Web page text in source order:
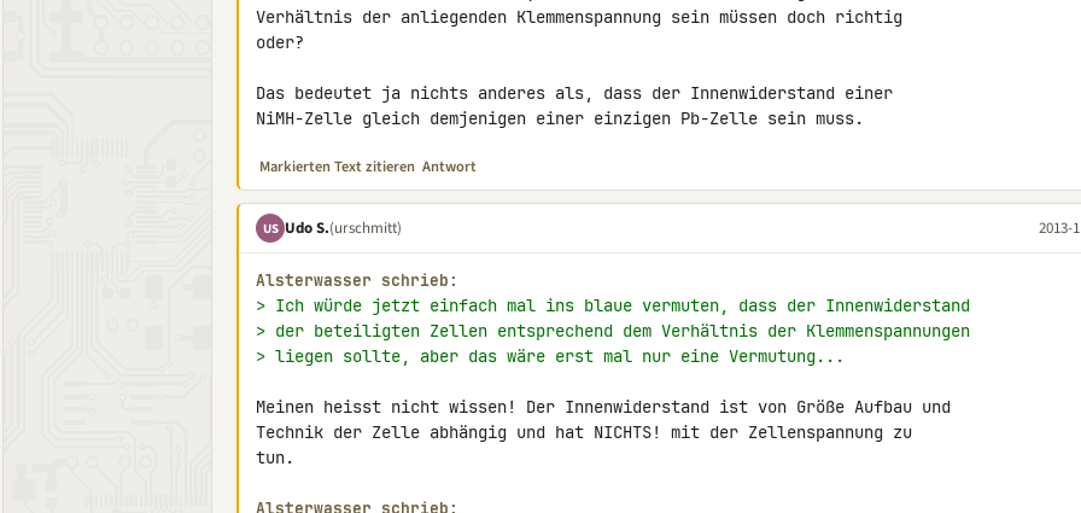
Verhältnis der anliegenden Klemmenspannung sein müssen doch richtig
oder?
Das bedeutet ja nichts anderes als, dass der Innenwiderstand einer
NiMH-Zelle gleich demjenigen einer einzigen Pb-Zelle sein muss.
Markierten Text zitieren Antwort
US Udo S.(urschmitt) 2013-
Alsterwasser schrieb:
> Ich würde jetzt einfach mal ins blaue vermuten, dass der Innenwiderstand
> der beteiligten Zellen entsprechend dem Verhältnis der Klemmenspannungen
> liegen sollte, aber das wäre erst mal nur eine Vermutung...
Meinen heisst nicht wissen! Der Innenwiderstand ist von Größe Aufbau und
Technik der Zelle abhängig und hat NICHTS! mit der Zellenspannung zu
tun.
Alsterwasser schrieb: